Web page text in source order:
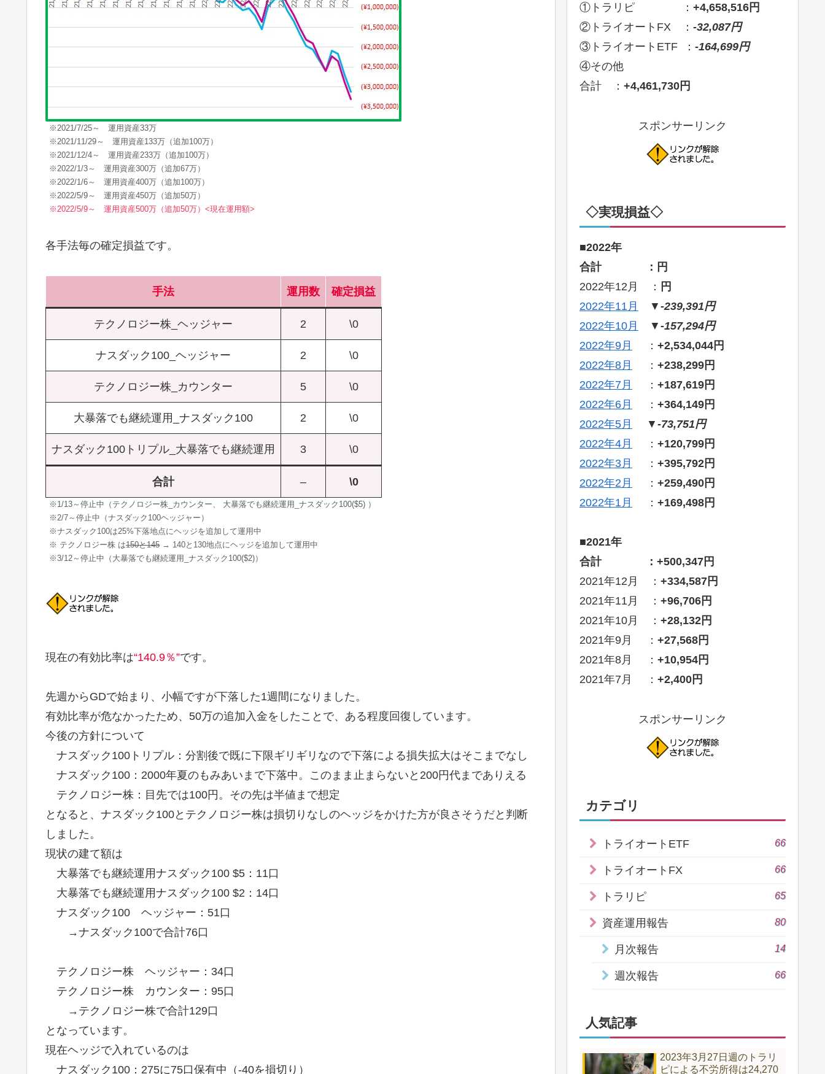
※2021/7/25～ 運用資産33万
※2021/11/29～ 運用資産133万（追加100万）
※2021/12/4～ 運用資産233万（追加100万）
※2022/1/3～ 運用資産300万（追加67万）
※2022/1/6～ 運用資産400万（追加100万）
※2022/5/9～ 運用資産450万（追加50万）
※2022/5/9～ 運用資産500万（追加50万）<現在運用額>
各手法毎の確定損益です。
手法 運用数 確定損益
テクノロジー株_ヘッジャー 2 \0
ナスダック100_ヘッジャー 2 \0
テクノロジー株_カウンター 5 \0
大暴落でも継続運用_ナスダック100 2 \0
ナスダック100トリプル_大暴落でも継続運用 3 \0
合計 – \0
※1/13～停止中（テクノロジー株_カウンター、 大暴落でも継続運用_ナスダック100($5) ）
※2/7～停止中（ナスダック100ヘッジャー）
※ナスダック100は25%下落地点にヘッジを追加して運用中
※ テクノロジー株 は150と145 → 140と130地点にヘッジを追加して運用中
※3/12～停止中（大暴落でも継続運用_ナスダック100($2)）
現在の有効比率は“140.9％”です。
先週からGDで始まり、小幅ですが下落した1週間になりました。
有効比率が危なかったため、50万の追加入金をしたことで、ある程度回復しています。
今後の方針について
ナスダック100トリプル：分割後で既に下限ギリギリなので下落による損失拡大はそこまでなし
ナスダック100：2000年夏のもみあいまで下落中。このまま止まらないと200円代までありえる
テクノロジー株：目先では100円。その先は半値まで想定
となると、ナスダック100とテクノロジー株は損切りなしのヘッジをかけた方が良さそうだと判断
しました。
現状の建て額は
大暴落でも継続運用ナスダック100 $5：11口
大暴落でも継続運用ナスダック100 $2：14口
ナスダック100 ヘッジャー：51口
→ナスダック100で合計76口
テクノロジー株 ヘッジャー：34口
テクノロジー株 カウンター：95口
→テクノロジー株で合計129口
となっています。
現在ヘッジで入れているのは
ナスダック100：275に75口保有中（-40を損切り）
①トラリピ ： +4,658,516円
②トライオートFX ： -32,087円
③トライオートETF ： -164,699円
④その他
合計 ： +4,461,730円
スポンサーリンク
◇実現損益◇
■2022年
合計 ：円
2022年12月 ： 円
2022年11月
▼ -239,391円
2022年10月
▼ -157,294円
2022年9月
： +2,534,044円
2022年8月
： +238,299円
2022年7月
： +187,619円
2022年6月
： +364,149円
2022年5月
▼ -73,751円
2022年4月
： +120,799円
2022年3月
： +395,792円
2022年2月
： +259,490円
2022年1月
： +169,498円
■2021年
合計 ：+500,347円
2021年12月 ： +334,587円
2021年11月 ： +96,706円
2021年10月 ： +28,132円
2021年9月 ： +27,568円
2021年8月 ： +10,954円
2021年7月 ： +2,400円
スポンサーリンク
カテゴリ
トライオートETF 66
トライオートFX 66
トラリピ 65
資産運用報告 80
月次報告 14
週次報告 66
人気記事
2023年3月27日週のトラリ
ピによる不労所得は24,270